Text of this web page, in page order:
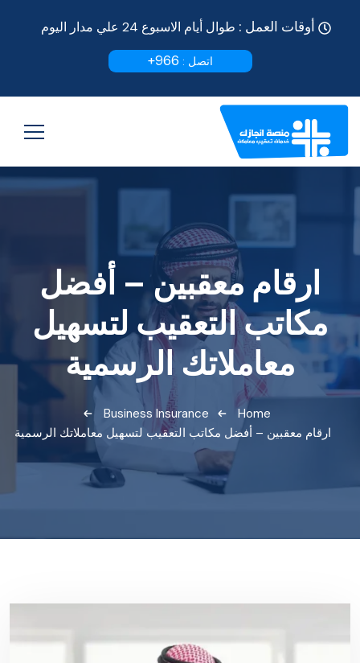
أوقات العمل : طوال أيام الاسبوع 24 علي مدار اليوم
اتصل : 966+
ارقام معقبين – أفضل
مكاتب التعقيب لتسهيل
معاملاتك الرسمية
Home
Business Insurance
ارقام معقبين – أفضل مكاتب التعقيب لتسهيل معاملاتك الرسمية